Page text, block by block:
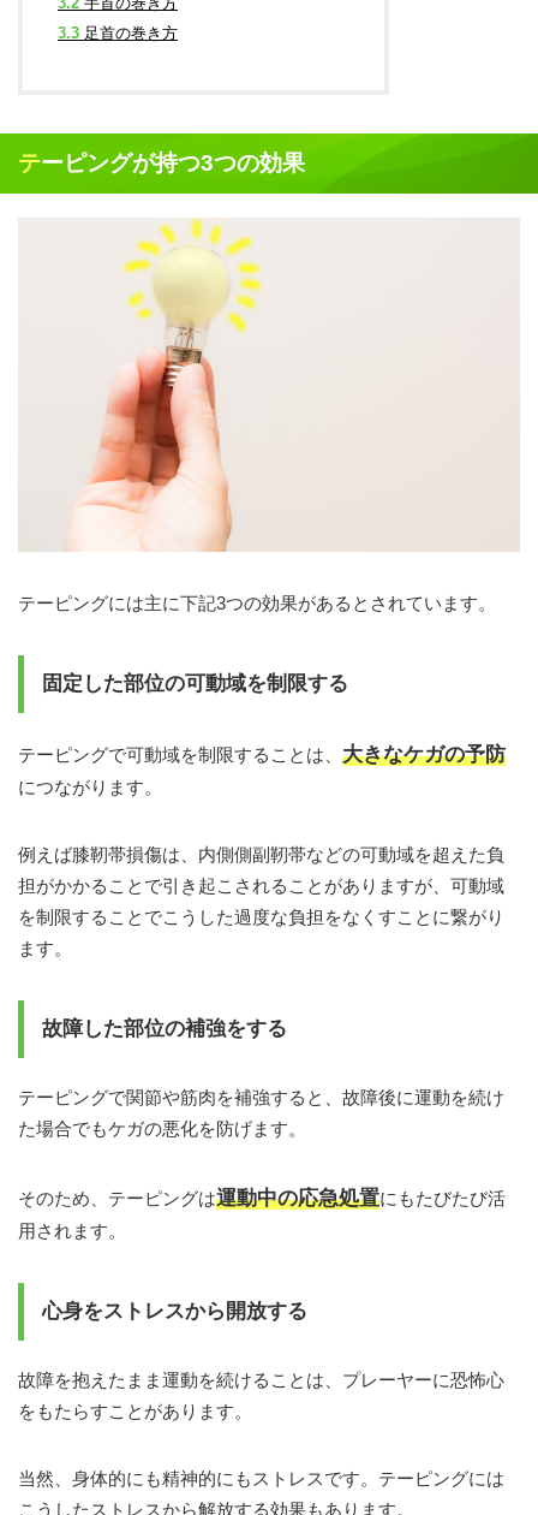
3.3 足首の巻き方
テーピングが持つ3つの効果
テーピングには主に下記3つの効果があるとされています。
固定した部位の可動域を制限する
テーピングで可動域を制限することは、 大きなケガの予防
につながります。
例えば膝靭帯損傷は、内側側副靭帯などの可動域を超えた負
担がかかることで引き起こされることがありますが、可動域
を制限することでこうした過度な負担をなくすことに繋がり
ます。
故障した部位の補強をする
テーピングで関節や筋肉を補強すると、故障後に運動を続け
た場合でもケガの悪化を防げます。
そのため、テーピングは運動中の応急処置にもたびたび活
用されます。
心身をストレスから開放する
故障を抱えたまま運動を続けることは、プレーヤーに恐怖心
をもたらすことがあります。
当然、身体的にも精神的にもストレスです。テーピングには
こうしたストレスから解放する効果もあります。